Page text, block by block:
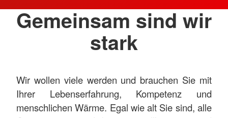
Gemeinsam sind wir
stark
Wir wollen viele werden und brauchen Sie mit
Ihrer Lebenserfahrung, Kompetenz und
menschlichen Wärme. Egal wie alt Sie sind, alle